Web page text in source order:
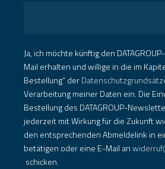
Ja, ich möchte künftig den
Mail erhalten und willige in die im
Bestellung“ der
Verarbeitung meiner Daten ein. Die
Bestellung des DATAGROUP-
jederzeit mit Wirkung für die Zukunft
den entsprechenden Abmeldelink in
betätigen oder eine E-Mail an
schicken.